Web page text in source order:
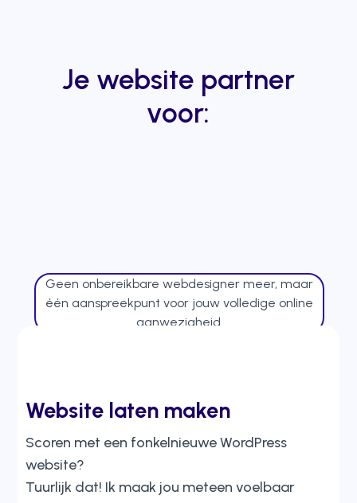
Je website partner
voor:
Geen onbereikbare webdesigner meer, maar
één aanspreekpunt voor jouw volledige online
aanwezigheid.
Website laten maken
Scoren met een fonkelnieuwe WordPress
website?
Tuurlijk dat! Ik maak jou meteen voelbaar